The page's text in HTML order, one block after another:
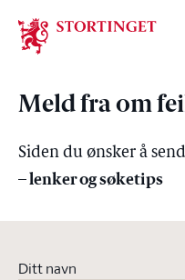
Stortinget.no
Meld fra om
Siden du ønsker å
– lenker og søketips
Ditt navn